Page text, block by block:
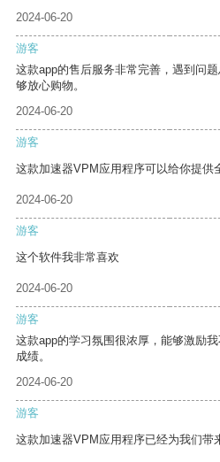
2024-06-20
游客
这款app的售后服务非常完善，遇到问
够放心购物。
2024-06-20
游客
这款加速器VPM应用程序可以给你提供
2024-06-20
游客
这个软件我非常喜欢
2024-06-20
游客
这款app的学习氛围很浓厚，能够激励
成绩。
2024-06-20
游客
这款加速器VPM应用程序已经为我们带